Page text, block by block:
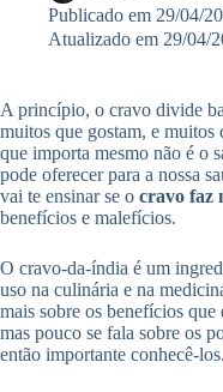
Publicado em 29/04/
Atualizado em 29/04/
A princípio, o cravo divide
muitos que gostam, e muitos
que importa mesmo não é o
pode oferecer para a nossa
vai te ensinar se o cravo faz
benefícios e malefícios.
O cravo-da-índia é um
uso na culinária e na
mais sobre os benefícios que
mas pouco se fala sobre os
então importante conhecê-los.